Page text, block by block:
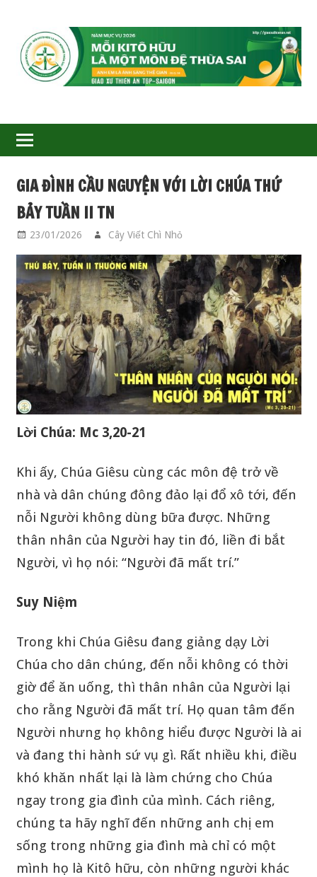
GIÁO
XỨ
THIÊN
ÂN-
TGP
SAIGON
GIA ĐÌNH CẦU NGUYỆN VỚI LỜI CHÚA THỨ
BẢY TUẦN II TN
23/01/2026 Cây Viết Chì Nhỏ
Lời Chúa: Mc 3,20-21
Khi ấy, Chúa Giêsu cùng các môn đệ trở về
nhà và dân chúng đông đảo lại đổ xô tới, đến
nỗi Người không dùng bữa được. Những
thân nhân của Người hay tin đó, liền đi bắt
Người, vì họ nói: “Người đã mất trí.”
Suy Niệm
Trong khi Chúa Giêsu đang giảng dạy Lời
Chúa cho dân chúng, đến nỗi không có thời
giờ để ăn uống, thì thân nhân của Người lại
cho rằng Người đã mất trí. Họ quan tâm đến
Người nhưng họ không hiểu được Người là ai
và đang thi hành sứ vụ gì. Rất nhiều khi, điều
khó khăn nhất lại là làm chứng cho Chúa
ngay trong gia đình của mình. Cách riêng,
chúng ta hãy nghĩ đến những anh chị em
sống trong những gia đình mà chỉ có một
mình họ là Kitô hữu, còn những người khác